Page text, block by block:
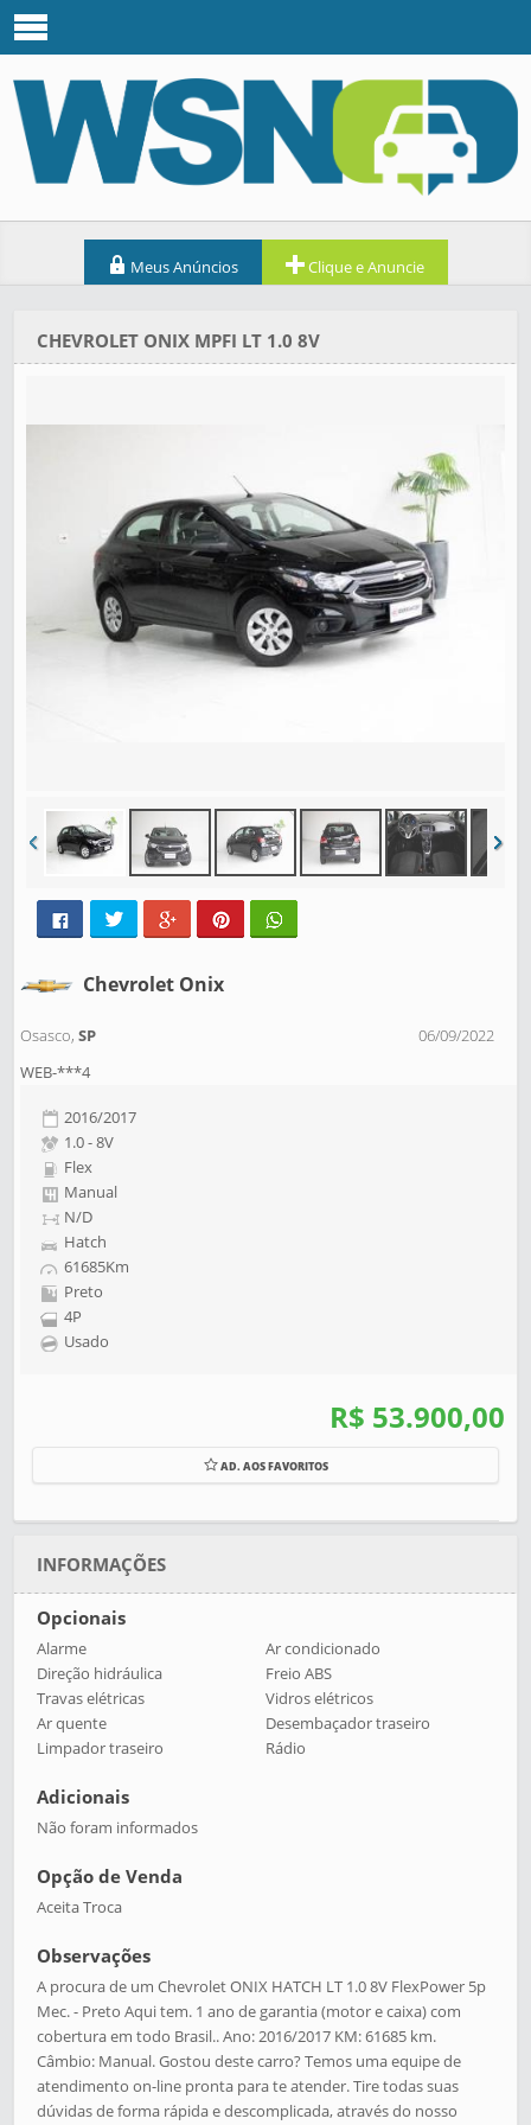
Meus Anúncios Clique e Anuncie
CHEVROLET ONIX MPFI LT 1.0 8V
Chevrolet Onix
Osasco,SP
06/09/2022
WEB-***4
2016/2017
1.0 - 8V
Flex
Manual
N/D
Hatch
61685Km
Preto
4P
Usado
R$ 53.900,00
AD. AOS FAVORITOS
INFORMAÇÕES
Opcionais
Alarme
Ar condicionado
Direção hidráulica
Freio ABS
Travas elétricas
Vidros elétricos
Ar quente
Desembaçador traseiro
Limpador traseiro
Rádio
Adicionais
Não foram informados
Opção de Venda
Aceita Troca
Observações
A procura de um Chevrolet ONIX HATCH LT 1.0 8V FlexPower 5p
Mec. - Preto Aqui tem. 1 ano de garantia (motor e caixa) com
cobertura em todo Brasil.. Ano: 2016/2017 KM: 61685 km.
Câmbio: Manual. Gostou deste carro? Temos uma equipe de
atendimento on-line pronta para te atender. Tire todas suas
dúvidas de forma rápida e descomplicada, através do nosso